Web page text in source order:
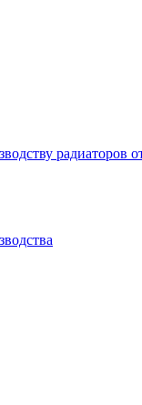
радиаторов